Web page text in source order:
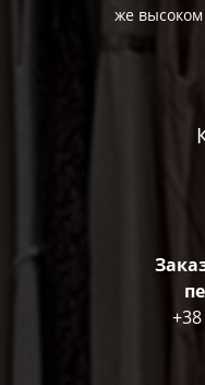
же высоком